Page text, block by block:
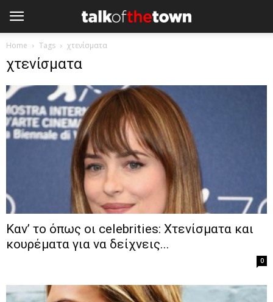
Home Tags χτενίσματα
χτενίσματα
Καν’ το όπως οι celebrities: Χτενίσματα και
κουρέματα για να δείχνεις...
0